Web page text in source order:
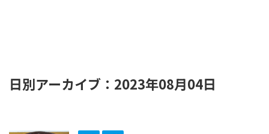
日別アーカイブ：2023年08月04日